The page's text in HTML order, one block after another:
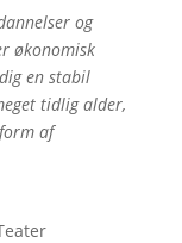
og
økonomisk
en stabil
tidlig alder,
af